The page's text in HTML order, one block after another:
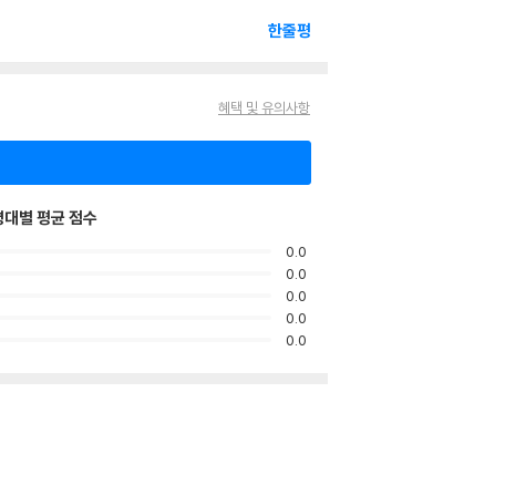
한줄평
혜택 및 유의사항
대별 평균 점수
0.0
0.0
0.0
0.0
0.0